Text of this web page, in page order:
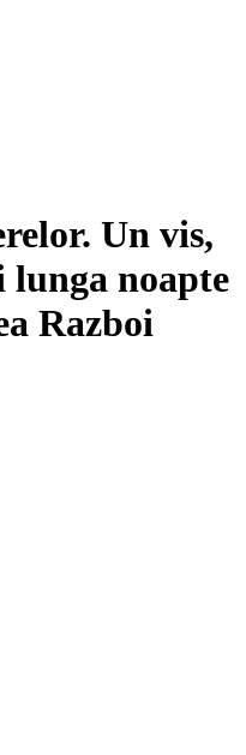
Un vis,
lunga noapte
Razboi